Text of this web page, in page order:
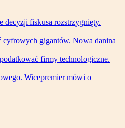
decyzji fiskusa rozstrzygnięty.
cyfrowych gigantów. Nowa danina
firmy technologiczne.
Wicepremier mówi o